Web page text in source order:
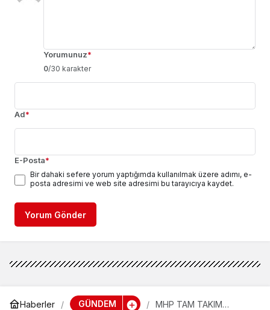
Yorumunuz*
0/30 karakter
Ad*
E-Posta*
Bir dahaki sefere yorum yaptığımda kullanılmak üzere adımı, e-
posta adresimi ve web site adresimi bu tarayıcıya kaydet.
Yorum Gönder
Haberler GÜNDEM
MHP TAM TAKIM